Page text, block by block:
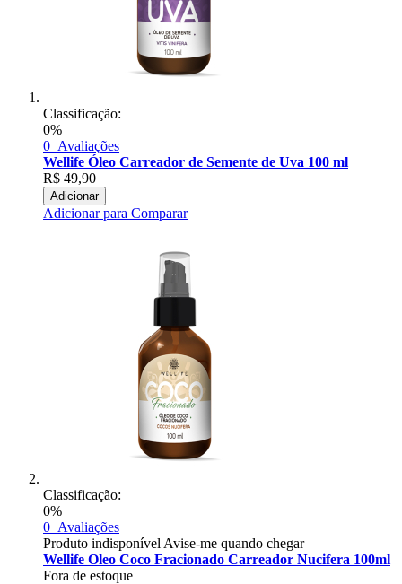
Classificação:
0%
0 Avaliações
Wellife Óleo Carreador de Semente de Uva 100 ml
R$ 49,90
Adicionar
Adicionar para Comparar
Classificação:
0%
0 Avaliações
Produto indisponível Avise-me quando chegar
Wellife Oleo Coco Fracionado Carreador Nucifera 100ml
Fora de estoque